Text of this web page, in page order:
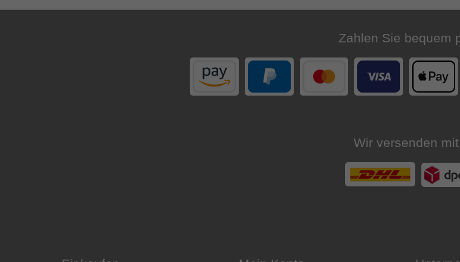
Zahlen Sie bequem
Wir versenden mit